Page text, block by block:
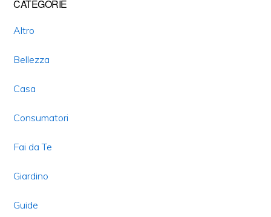
Primary
Sidebar
CATEGORIE
Altro
Bellezza
Casa
Consumatori
Fai da Te
Giardino
Guide